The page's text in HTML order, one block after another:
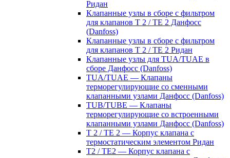
Ридан
Клапанные узлы в сборе с фильтром
для клапанов T 2 / TE 2 Данфосс
(Danfoss)
Клапанные узлы в сборе с фильтром
для клапанов T 2 / TE 2 Ридан
Клапанные узлы для TUA/TUAE в
сборе Данфосс (Danfoss)
TUA/TUAE — Клапаны
терморегулирующие со сменными
клапанными узлами Данфосс (Danfoss)
TUB/TUBE — Клапаны
терморегулирующие со встроенными
клапанными узлами Данфосс (Danfoss)
T 2 / TE 2 — Корпус клапана с
термостатическим элементом Ридан
T2 / TE2 — Корпус клапана с